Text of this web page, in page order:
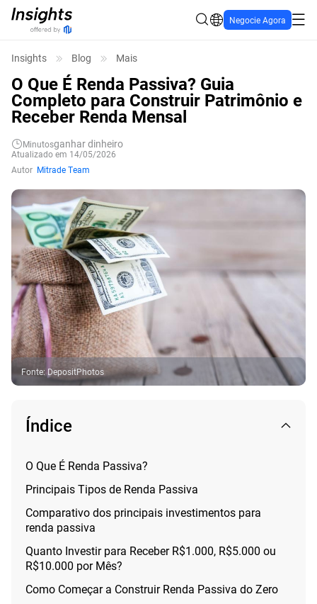
Negocie Agora
Insights Blog Mais
O Que É Renda Passiva? Guia
Completo para Construir Patrimônio e
Receber Renda Mensal
Minutosganhar dinheiro
Atualizado em 14/05/2026
Autor Mitrade Team
Fonte: DepositPhotos
Índice
O Que É Renda Passiva?
Principais Tipos de Renda Passiva
Comparativo dos principais investimentos para
renda passiva
Quanto Investir para Receber R$1.000, R$5.000 ou
R$10.000 por Mês?
Como Começar a Construir Renda Passiva do Zero